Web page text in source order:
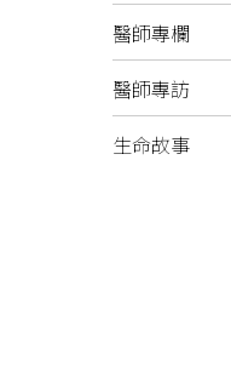
醫師專欄
醫師專訪
生命故事